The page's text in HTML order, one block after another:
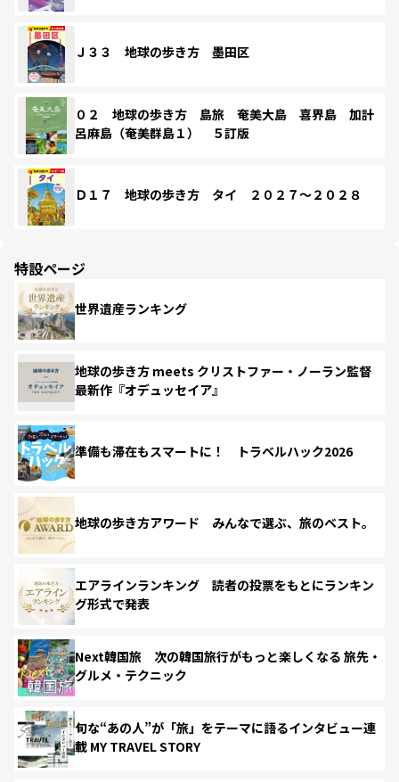
Ｊ３３ 地球の歩き方 墨田区
０２ 地球の歩き方 島旅 奄美大島 喜界島 加計
呂麻島（奄美群島１） ５訂版
Ｄ１７ 地球の歩き方 タイ ２０２７～２０２８
特設ページ
世界遺産ランキング
地球の歩き方 meets クリストファー・ノーラン監督
最新作『オデュッセイア』
準備も滞在もスマートに！ トラベルハック2026
地球の歩き方アワード みんなで選ぶ、旅のベスト。
エアラインランキング 読者の投票をもとにランキン
グ形式で発表
Next韓国旅 次の韓国旅行がもっと楽しくなる 旅先・
グルメ・テクニック
旬な“あの人”が「旅」をテーマに語るインタビュー連
載 MY TRAVEL STORY